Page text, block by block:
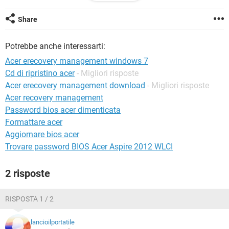
impostazioni di fabbrica, attraverso Acer eRecovery
Management, che sino ad oggi non avevo mai aperto. Quindi
chiede una password,e dopo avergliela impostata, si blocca
appunto, sulla schermata "inizializzazione del servizio
erecovery".
Cosa posso fare?
il portatile è un Acer Extensa 5620.
Grazie.
Share
Potrebbe anche interessarti:
Acer erecovery management windows 7
Cd di ripristino acer - Migliori risposte
Acer erecovery management download - Migliori risposte
Acer recovery management
Password bios acer dimenticata
Formattare acer
Aggiornare bios acer
Trovare password BIOS Acer Aspire 2012 WLCI
2 risposte
RISPOSTA 1 / 2
lancioilportatile